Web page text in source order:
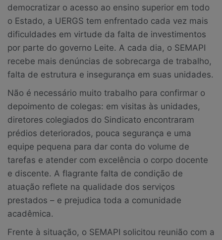
democratizar o acesso ao ensino superior em todo
o Estado, a UERGS tem enfrentado cada vez mais
dificuldades em virtude da falta de investimentos
por parte do governo Leite. A cada dia, o SEMAPI
recebe mais denúncias de sobrecarga de trabalho,
falta de estrutura e insegurança em suas unidades.
Não é necessário muito trabalho para confirmar o
depoimento de colegas: em visitas às unidades,
diretores colegiados do Sindicato encontraram
prédios deteriorados, pouca segurança e uma
equipe pequena para dar conta do volume de
tarefas e atender com excelência o corpo docente
e discente. A flagrante falta de condição de
atuação reflete na qualidade dos serviços
prestados – e prejudica toda a comunidade
acadêmica.
Frente à situação, o SEMAPI solicitou reunião com a